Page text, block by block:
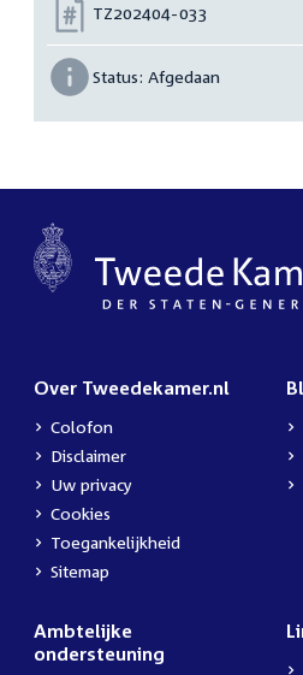
Nummer:
TZ202404-033
Status: Afgedaan
Over Tweedekamer.nl
Colofon
Disclaimer
Uw privacy
Cookies
Toegankelijkheid
Sitemap
Ambtelijke
ondersteuning